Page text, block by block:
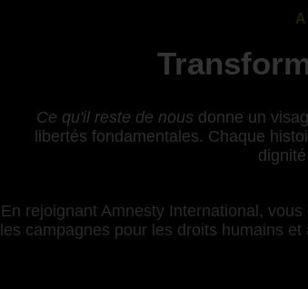
Ce qu'il reste de nous donne un
libertés fondamentales. Chaque
En rejoignant Amnesty International,
les campagnes pour les droits humains